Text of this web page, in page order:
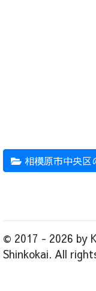
相模原市中央区
© 2017 - 2026 by
Shinkokai. All